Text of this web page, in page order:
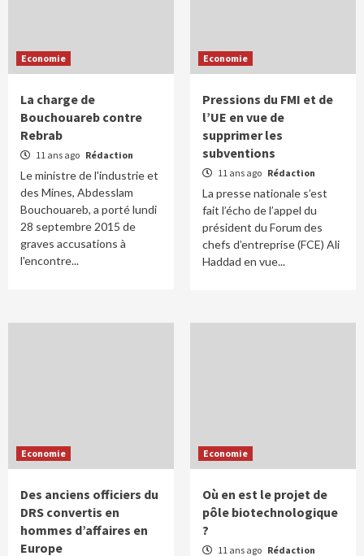
Economie
La charge de
Bouchouareb contre
Rebrab
11 ans ago Rédaction
Le ministre de l'industrie et
des Mines, Abdesslam
Bouchouareb, a porté lundi
28 septembre 2015 de
graves accusations à
l'encontre...
Economie
Pressions du FMI et de
l’UE en vue de
supprimer les
subventions
11 ans ago Rédaction
La presse nationale s’est
fait l’écho de l’appel du
président du Forum des
chefs d’entreprise (FCE) Ali
Haddad en vue...
Economie
Des anciens officiers du
DRS convertis en
hommes d’affaires en
Europe
Economie
Où en est le projet de
pôle biotechnologique
?
11 ans ago Rédaction